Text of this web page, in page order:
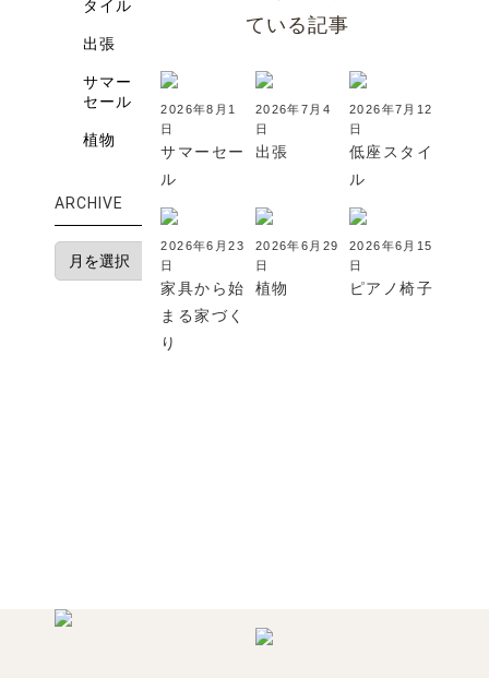
ている記事
2026年8月1
日
サマーセー
ル
2026年7月4
日
出張
2026年7月12
日
低座スタイ
ル
2026年6月23
日
家具から始
まる家づく
り
2026年6月29
日
植物
2026年6月15
日
ピアノ椅子
タイル
出張
サマー
セール
植物
ARCHIVE